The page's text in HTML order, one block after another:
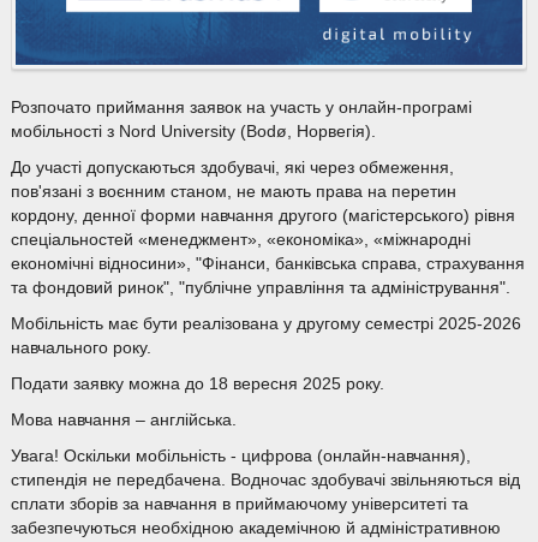
Розпочато приймання заявок на участь у онлайн-програмі
мобільності з Nord University (Bodø, Норвегія).
До участі допускаються здобувачі, які через обмеження,
пов'язані з воєнним станом, не мають права на перетин
кордону, денної форми навчання другого (магістерського) рівня
спеціальностей «менеджмент», «економіка», «міжнародні
економічні відносини», "Фінанси, банківська справа, страхування
та фондовий ринок", "публічне управління та адміністрування".
Мобільність має бути реалізована у другому семестрі 2025-2026
навчального року.
Подати заявку можна до 18 вересня 2025 року.
Мова навчання – англійська.
Увага! Оскільки мобільність - цифрова (онлайн-навчання),
стипендія не передбачена. Водночас здобувачі звільняються від
сплати зборів за навчання в приймаючому університеті та
забезпечуються необхідною академічною й адміністративною